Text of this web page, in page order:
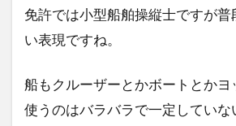
免許では小型船舶操縦士ですが普
い表現ですね。
船もクルーザーとかボートとか
使うのはバラバラで一定していな